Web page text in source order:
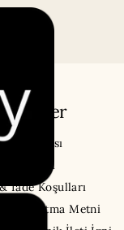
Politikası
Politikası
İade Koşulları
Aydınlatma Metni